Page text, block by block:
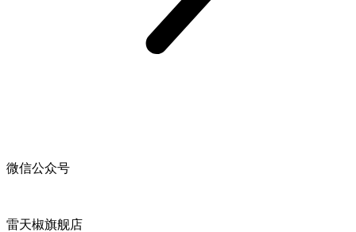
微信公众号
雷天椒旗舰店